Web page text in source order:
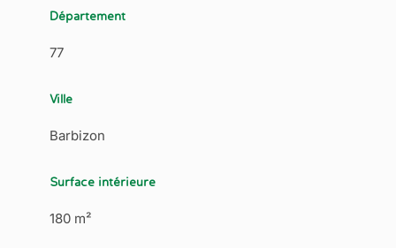
Département
77
Ville
Barbizon
Surface intérieure
180 m²